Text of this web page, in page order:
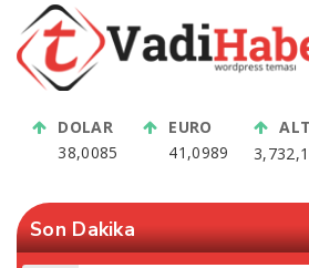
DOLAR
38,0085
EURO
41,0989
Son Dakika